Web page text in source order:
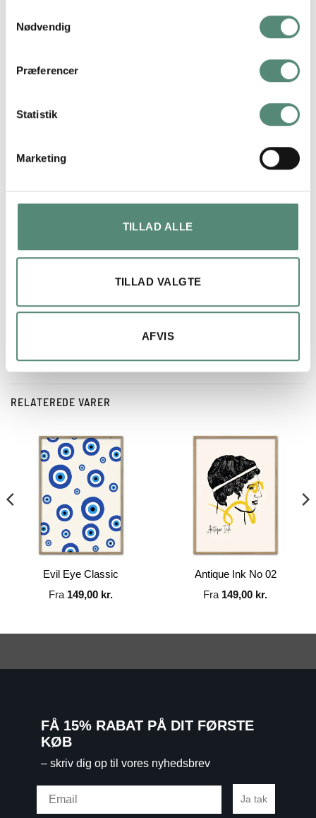
Nødvendig
Præferencer
Statistik
Marketing
TILLAD ALLE
TILLAD VALGTE
AFVIS
lene bach
RELATEREDE VARER
Evil Eye Classic
Fra 149,00 kr.
Antique Ink No 02
Fra 149,00 kr.
FÅ 15% RABAT PÅ DIT FØRSTE
KØB
– skriv dig op til vores nyhedsbrev
Ja tak